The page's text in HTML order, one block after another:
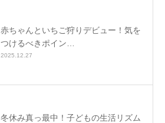
赤ちゃんといちご狩りデビュー！気を
つけるべきポイン…
2025.12.27
冬休み真っ最中！子どもの生活リズム